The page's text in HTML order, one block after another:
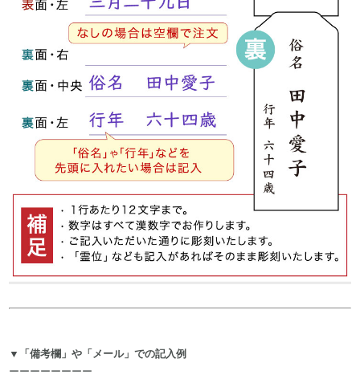
▼「備考欄」や「メール」での記入例
ーーーーーーーー